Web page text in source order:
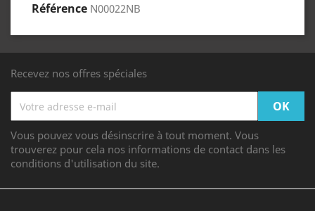
Référence N00022NB
Recevez nos offres spéciales
Vous pouvez vous désinscrire à tout moment. Vous
trouverez pour cela nos informations de contact dans les
conditions d'utilisation du site.